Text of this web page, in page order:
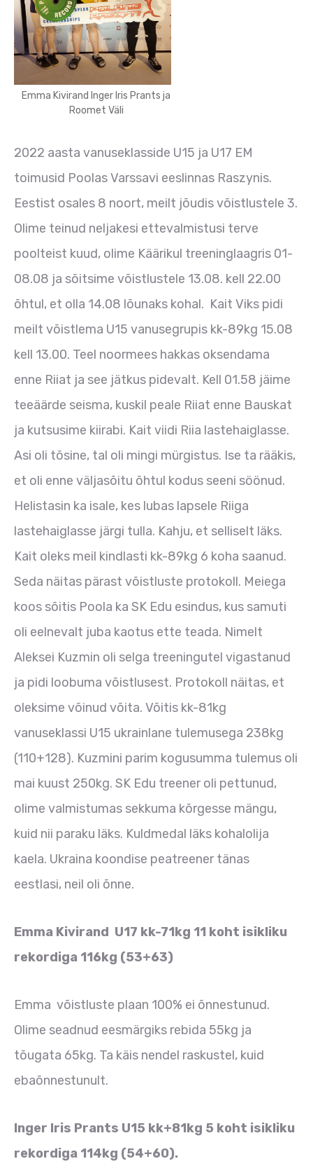
Emma Kivirand Inger Iris Prants ja
Roomet Väli
2022 aasta vanuseklasside U15 ja U17 EM
toimusid Poolas Varssavi eeslinnas Raszynis.
Eestist osales 8 noort, meilt jõudis võistlustele 3.
Olime teinud neljakesi ettevalmistusi terve
poolteist kuud, olime Käärikul treeninglaagris 01-
08.08 ja sõitsime võistlustele 13.08. kell 22.00
õhtul, et olla 14.08 lõunaks kohal. Kait Viks pidi
meilt võistlema U15 vanusegrupis kk-89kg 15.08
kell 13.00. Teel noormees hakkas oksendama
enne Riiat ja see jätkus pidevalt. Kell 01.58 jäime
teeäärde seisma, kuskil peale Riiat enne Bauskat
ja kutsusime kiirabi. Kait viidi Riia lastehaiglasse.
Asi oli tõsine, tal oli mingi mürgistus. Ise ta rääkis,
et oli enne väljasõitu õhtul kodus seeni söönud.
Helistasin ka isale, kes lubas lapsele Riiga
lastehaiglasse järgi tulla. Kahju, et selliselt läks.
Kait oleks meil kindlasti kk-89kg 6 koha saanud.
Seda näitas pärast võistluste protokoll. Meiega
koos sõitis Poola ka SK Edu esindus, kus samuti
oli eelnevalt juba kaotus ette teada. Nimelt
Aleksei Kuzmin oli selga treeningutel vigastanud
ja pidi loobuma võistlusest. Protokoll näitas, et
oleksime võinud võita. Võitis kk-81kg
vanuseklassi U15 ukrainlane tulemusega 238kg
(110+128). Kuzmini parim kogusumma tulemus oli
mai kuust 250kg. SK Edu treener oli pettunud,
olime valmistumas sekkuma kõrgesse mängu,
kuid nii paraku läks. Kuldmedal läks kohalolija
kaela. Ukraina koondise peatreener tänas
eestlasi, neil oli õnne.
Emma Kivirand U17 kk-71kg 11 koht isikliku
rekordiga 116kg (53+63)
Emma võistluste plaan 100% ei õnnestunud.
Olime seadnud eesmärgiks rebida 55kg ja
tõugata 65kg. Ta käis nendel raskustel, kuid
ebaõnnestunult.
Inger Iris Prants U15 kk+81kg 5 koht isikliku
rekordiga 114kg (54+60).